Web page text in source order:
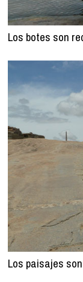
Los botes son
Los paisajes